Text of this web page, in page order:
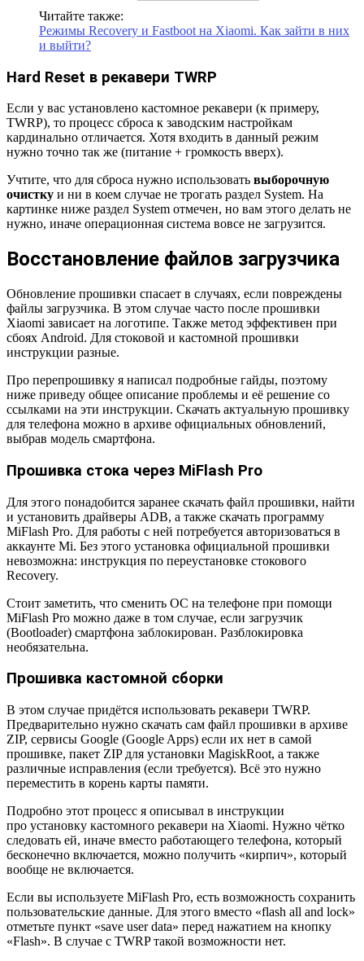
Читайте также:
Режимы Recovery и Fastboot на Xiaomi. Как зайти в них
и выйти?
Hard Reset в рекавери TWRP
Если у вас установлено кастомное рекавери (к примеру,
TWRP), то процесс сброса к заводским настройкам
кардинально отличается. Хотя входить в данный режим
нужно точно так же (питание + громкость вверх).
Учтите, что для сброса нужно использовать выборочную
очистку и ни в коем случае не трогать раздел System. На
картинке ниже раздел System отмечен, но вам этого делать не
нужно, иначе операционная система вовсе не загрузится.
Восстановление файлов загрузчика
Обновление прошивки спасает в случаях, если повреждены
файлы загрузчика. В этом случае часто после прошивки
Xiaomi зависает на логотипе. Также метод эффективен при
сбоях Android. Для стоковой и кастомной прошивки
инструкции разные.
Про перепрошивку я написал подробные гайды, поэтому
ниже приведу общее описание проблемы и её решение со
ссылками на эти инструкции. Скачать актуальную прошивку
для телефона можно в архиве официальных обновлений,
выбрав модель смартфона.
Прошивка стока через MiFlash Pro
Для этого понадобится заранее скачать файл прошивки, найти
и установить драйверы ADB, а также скачать программу
MiFlash Pro. Для работы с ней потребуется авторизоваться в
аккаунте Mi. Без этого установка официальной прошивки
невозможна: инструкция по переустановке стокового
Recovery.
Стоит заметить, что сменить ОС на телефоне при помощи
MiFlash Pro можно даже в том случае, если загрузчик
(Bootloader) смартфона заблокирован. Разблокировка
необязательна.
Прошивка кастомной сборки
В этом случае придётся использовать рекавери TWRP.
Предварительно нужно скачать сам файл прошивки в архиве
ZIP, сервисы Google (Google Apps) если их нет в самой
прошивке, пакет ZIP для установки MagiskRoot, а также
различные исправления (если требуется). Всё это нужно
переместить в корень карты памяти.
Подробно этот процесс я описывал в инструкции
про установку кастомного рекавери на Xiaomi. Нужно чётко
следовать ей, иначе вместо работающего телефона, который
бесконечно включается, можно получить «кирпич», который
вообще не включается.
Если вы используете MiFlash Pro, есть возможность сохранить
пользовательские данные. Для этого вместо «flash all and lock»
отметьте пункт «save user data» перед нажатием на кнопку
«Flash». В случае с TWRP такой возможности нет.